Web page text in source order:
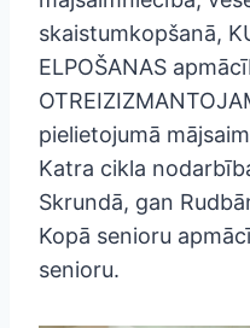
skaistumkopšanā,
ELPOŠANAS
pielietojumā
Katra cikla
Skrundā, gan
Kopā senioru
senioru.